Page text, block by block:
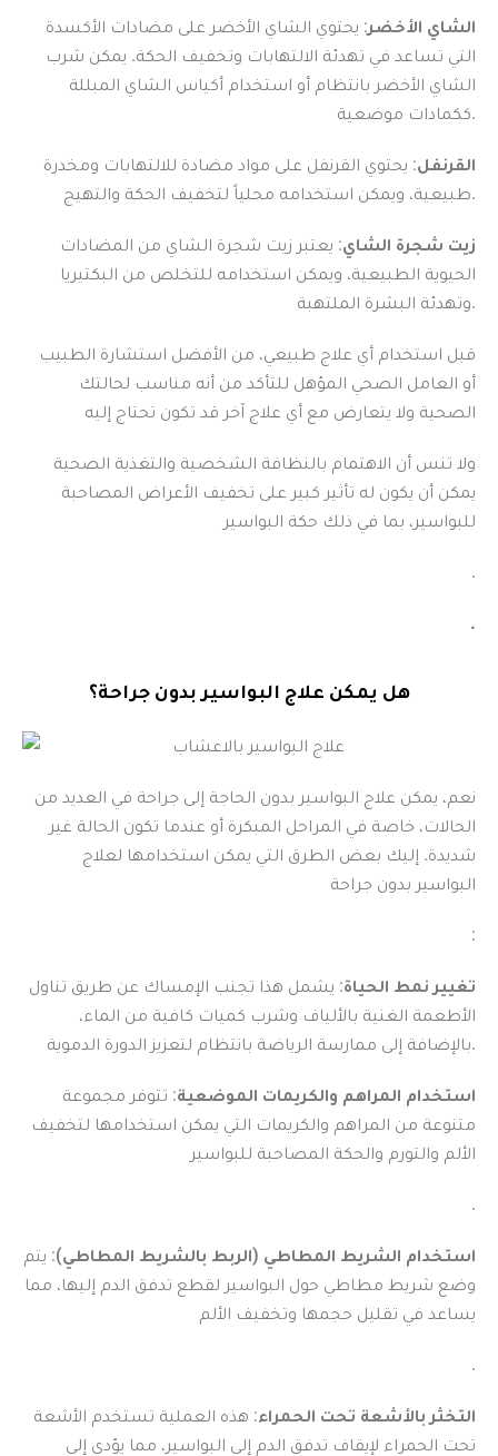
الشاي الأخضر: يحتوي الشاي الأخضر على مضادات الأكسدة
التي تساعد في تهدئة الالتهابات وتخفيف الحكة. يمكن شرب
الشاي الأخضر بانتظام أو استخدام أكياس الشاي المبللة
ككمادات موضعية.
القرنفل: يحتوي القرنفل على مواد مضادة للالتهابات ومخدرة
طبيعية، ويمكن استخدامه محلياً لتخفيف الحكة والتهيج.
زيت شجرة الشاي: يعتبر زيت شجرة الشاي من المضادات
الحيوية الطبيعية، ويمكن استخدامه للتخلص من البكتيريا
وتهدئة البشرة الملتهبة.
قبل استخدام أي علاج طبيعي، من الأفضل استشارة الطبيب
أو العامل الصحي المؤهل للتأكد من أنه مناسب لحالتك
الصحية ولا يتعارض مع أي علاج آخر قد تكون تحتاج إليه
ولا تنس أن الاهتمام بالنظافة الشخصية والتغذية الصحية
يمكن أن يكون له تأثير كبير على تخفيف الأعراض المصاحبة
للبواسير، بما في ذلك حكة البواسير
.
.
هل يمكن علاج البواسير بدون جراحة؟
نعم، يمكن علاج البواسير بدون الحاجة إلى جراحة في العديد من
الحالات، خاصة في المراحل المبكرة أو عندما تكون الحالة غير
شديدة. إليك بعض الطرق التي يمكن استخدامها لعلاج
البواسير بدون جراحة
:
تغيير نمط الحياة: يشمل هذا تجنب الإمساك عن طريق تناول
الأطعمة الغنية بالألياف وشرب كميات كافية من الماء،
بالإضافة إلى ممارسة الرياضة بانتظام لتعزيز الدورة الدموية.
استخدام المراهم والكريمات الموضعية: تتوفر مجموعة
متنوعة من المراهم والكريمات التي يمكن استخدامها لتخفيف
الألم والتورم والحكة المصاحبة للبواسير
.
استخدام الشريط المطاطي (الربط بالشريط المطاطي): يتم
وضع شريط مطاطي حول البواسير لقطع تدفق الدم إليها، مما
يساعد في تقليل حجمها وتخفيف الألم
.
التخثر بالأشعة تحت الحمراء: هذه العملية تستخدم الأشعة
تحت الحمراء لإيقاف تدفق الدم إلى البواسير، مما يؤدي إلى